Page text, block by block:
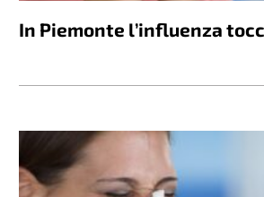
In Piemonte l’influenza